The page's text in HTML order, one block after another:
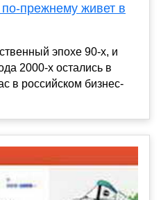
прежнему живет в
эпохе 90-х, и
2000-х остались в
в российском бизнес-